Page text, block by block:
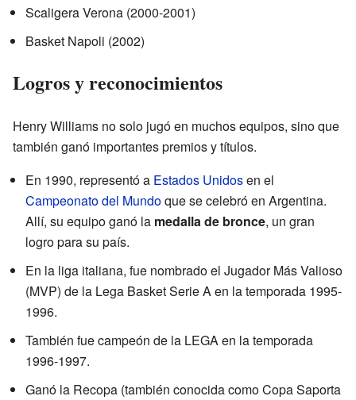
Scaligera Verona (2000-2001)
Basket Napoli (2002)
Logros y reconocimientos
Henry Williams no solo jugó en muchos equipos, sino que
también ganó importantes premios y títulos.
En 1990, representó a Estados Unidosen el
Campeonato del Mundoque se celebró en Argentina.
Allí, su equipo ganó la medalla de bronce, un gran
logro para su país.
En la liga italiana, fue nombrado el Jugador Más Valioso
(MVP) de la Lega Basket Serie A en la temporada 1995-
1996.
También fue campeón de la LEGA en la temporada
1996-1997.
Ganó la Recopa (también conocida como Copa Saporta